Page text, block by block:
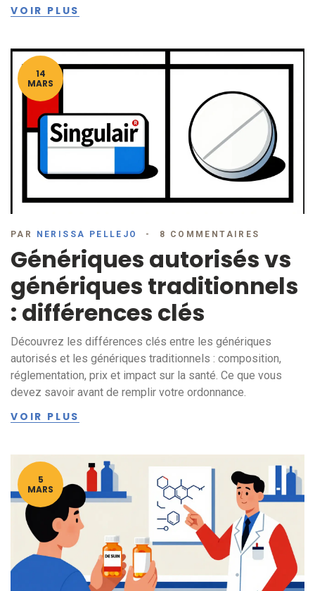
VOIR PLUS
14
MARS
PAR NERISSA PELLEJO 8 COMMENTAIRES
Génériques autorisés vs
génériques traditionnels
: différences clés
Découvrez les différences clés entre les génériques
autorisés et les génériques traditionnels : composition,
réglementation, prix et impact sur la santé. Ce que vous
devez savoir avant de remplir votre ordonnance.
VOIR PLUS
5
MARS